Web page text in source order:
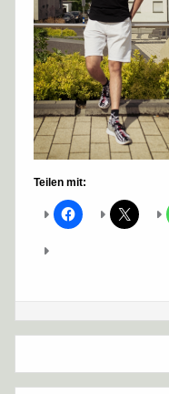
Teilen mit: